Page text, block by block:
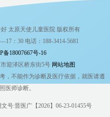
太原天使儿童医院 版权所有
：30 电话：188-3414-5681
备18007667号-16
迎泽区桥东街5号 网站地图
，不能作为诊断及医疗依据，就医请遵
照医师诊断。
号:晋医广【2026】06-23-01455号